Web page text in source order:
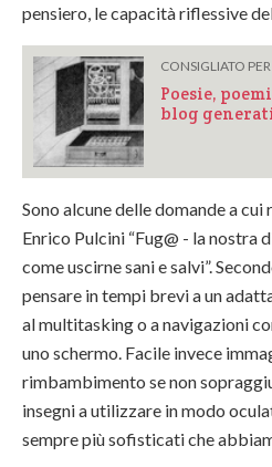
pensiero, le capacità riflessive
CONSIGLIATO PER
Poesie,
blog
Sono alcune delle domande a
Enrico Pulcini “Fug@ - la nostra
come uscirne sani e salvi”.
pensare in tempi brevi a un
al multitasking o a navigazioni
uno schermo. Facile invece
rimbambimento se non
insegni a utilizzare in modo
sempre più sofisticati che